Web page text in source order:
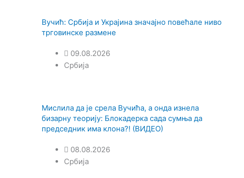
Вучић: Србија и Украјина значајно повећале ниво
трговинске размене
09.08.2026
Србија
Мислила да је срела Вучића, а онда изнела
бизарну теорију: Блокадерка сада сумња да
председник има клона?! (ВИДЕО)
08.08.2026
Србија